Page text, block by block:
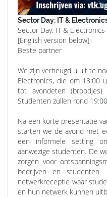
Sector Day: IT &
Sector Day: IT & Electronics
[English version below]
Beste partner
We zijn verheugd u uit te
Electronics, die om 18:00
tot avondeten
Studenten zullen rond
Na een korte presentatie
starten we de avond met
een informele setting
aanwezige studenten. De
zorgen voor
bedrijven en
netwerkreceptie waar
en hun netwerk kunnen